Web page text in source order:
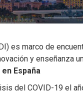
es marco de
y enseñanza
España
del COVID-19 el